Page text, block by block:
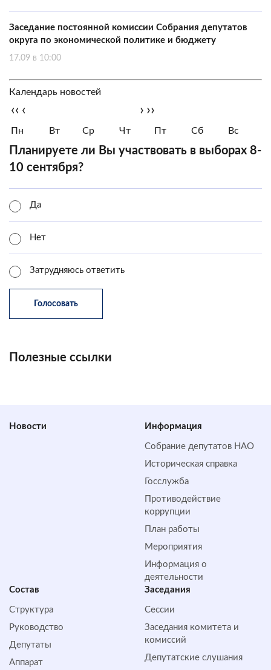
Заседание постоянной комиссии Собрания депутатов
округа по экономической политике и бюджету
17.09 в 10:00
Календарь новостей
‹‹ ‹ › ››
Пн Вт Ср Чт Пт Сб Вс
Планируете ли Вы участвовать в выборах 8-
10 сентября?
Да
Нет
Затрудняюсь ответить
Полезные ссылки
Новости Информация
Собрание депутатов НАО
Историческая справка
Госслужба
Противодействие
коррупции
План работы
Мероприятия
Информация о
деятельности
Состав
Структура
Руководство
Депутаты
Аппарат
Заседания
Сессии
Заседания комитета и
комиссий
Депутатские слушания